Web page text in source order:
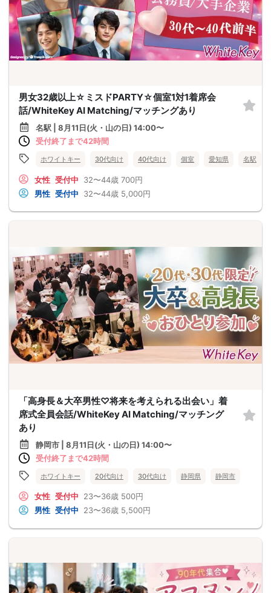
男女32歳以上☆ミスドPARTY☆個室1対1着席会
話/WhiteKey AI Matching/マッチングあり
名駅 | 8月11日(火・山の日) 14:00〜
受付終了まで42時間
ホワイトキー 30代向け 40代向け 個室 愛知県 名駅
女性 受付中 32〜44歳 700円
男性 受付中 32〜44歳 5,000円
「高身長＆大卒男性♡将来を考えられる出会い」着
席式全員会話/WhiteKey AI Matching/マッチング
あり
静岡市 | 8月11日(火・山の日) 14:00〜
受付終了まで42時間
ホワイトキー 20代向け 30代向け 静岡県 静岡市
女性 受付中 23〜36歳 500円
男性 受付中 23〜36歳 5,500円